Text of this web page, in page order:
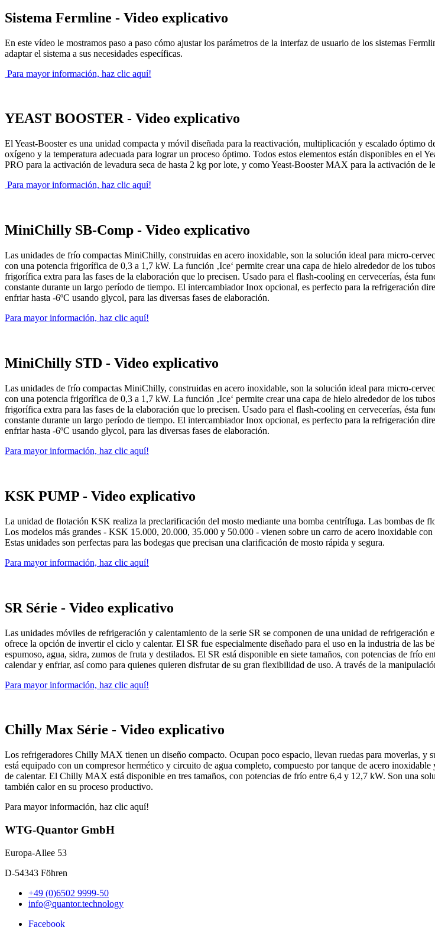
Sistema Fermline - Video explicativo
En este vídeo le mostramos paso a paso cómo ajustar los parámetros de la interfaz de usuario de los sistemas
adaptar el sistema a sus necesidades específicas.
Para mayor información, haz clic aquí!
YEAST BOOSTER - Video explicativo
El Yeast-Booster es una unidad compacta y móvil diseñada para la reactivación, multiplicación y escalado
oxígeno y la temperatura adecuada para lograr un proceso óptimo. Todos estos elementos están disponibles en el
PRO para la activación de levadura seca de hasta 2 kg por lote, y como Yeast-Booster MAX para la activación de
Para mayor información, haz clic aquí!
MiniChilly SB-Comp - Video explicativo
Las unidades de frío compactas MiniChilly, construidas en acero inoxidable, son la solución ideal para micro-
con una potencia frigorífica de 0,3 a 1,7 kW. La función ‚Ice‘ permite crear una capa de hielo alrededor de los
frigorífica extra para las fases de la elaboración que lo precisen. Usado para el flash-cooling en cervecerías, ésta
constante durante un largo período de tiempo. El intercambiador Inox opcional, es perfecto para la refrigeración
enfriar hasta -6ºC usando glycol, para las diversas fases de elaboración.
Para mayor información, haz clic aquí!
MiniChilly STD - Video explicativo
Las unidades de frío compactas MiniChilly, construidas en acero inoxidable, son la solución ideal para micro-
con una potencia frigorífica de 0,3 a 1,7 kW. La función ‚Ice‘ permite crear una capa de hielo alrededor de los
frigorífica extra para las fases de la elaboración que lo precisen. Usado para el flash-cooling en cervecerías, ésta
constante durante un largo período de tiempo. El intercambiador Inox opcional, es perfecto para la refrigeración
enfriar hasta -6ºC usando glycol, para las diversas fases de elaboración.
Para mayor información, haz clic aquí!
KSK PUMP - Video explicativo
La unidad de flotación KSK realiza la preclarificación del mosto mediante una bomba centrífuga. Las bombas de
Los modelos más grandes - KSK 15.000, 20.000, 35.000 y 50.000 - vienen sobre un carro de acero inoxidable
Estas unidades son perfectas para las bodegas que precisan una clarificación de mosto rápida y segura.
Para mayor información, haz clic aquí!
SR Série - Video explicativo
Las unidades móviles de refrigeración y calentamiento de la serie SR se componen de una unidad de
ofrece la opción de invertir el ciclo y calentar. El SR fue especialmente diseñado para el uso en la industria de las
espumoso, agua, sidra, zumos de fruta y destilados. El SR está disponible en siete tamaños, con potencias de frío
calendar y enfriar, así como para quienes quieren disfrutar de su gran flexibilidad de uso. A través de la
Para mayor información, haz clic aquí!
Chilly Max Série - Video explicativo
Los refrigeradores Chilly MAX tienen un diseño compacto. Ocupan poco espacio, llevan ruedas para moverlas,
está equipado con un compresor hermético y circuito de agua completo, compuesto por tanque de acero
de calentar. El Chilly MAX está disponible en tres tamaños, con potencias de frío entre 6,4 y 12,7 kW. Son una
también calor en su proceso productivo.
Para mayor información, haz clic aquí!
WTG-Quantor GmbH
Europa-Allee 53
D-54343 Föhren
+49 (0)6502 9999-50
info@quantor.technology
Facebook